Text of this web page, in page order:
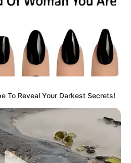
“Diuretic
To Reveal Your Darkest Secrets!